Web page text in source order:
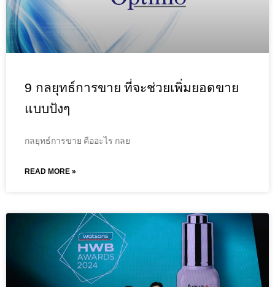
9 กลยุทธ์การขาย ที่จะช่วยเพิ่มยอดขาย
แบบปังๆ
กลยุทธ์การขาย คืออะไร กลย
READ MORE »